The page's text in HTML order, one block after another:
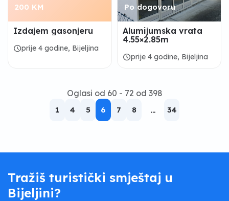
200 KM
Izdajem gasonjeru
scheduleprije 4 godine, Bijeljina
Po dogovoru
Alumijumska vrata
4.55×2.85m
scheduleprije 4 godine, Bijeljina
Oglasi od 60 - 72 od 398
1 4 5 6 7 8 ... 34
Tražiš turistički smještaj u
Bijeljini?